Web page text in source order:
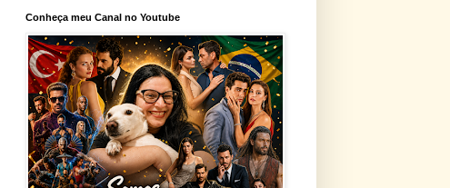
Conheça meu Canal no Youtube